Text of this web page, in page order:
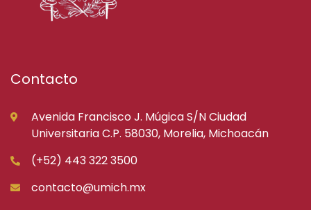
Contacto
Avenida Francisco J. Múgica S/N Ciudad
Universitaria C.P. 58030, Morelia, Michoacán
(+52) 443 322 3500
contacto@umich.mx